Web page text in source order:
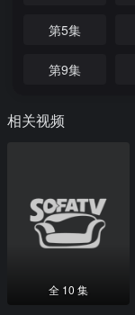
第5集
第9集
相关视频
全 10 集